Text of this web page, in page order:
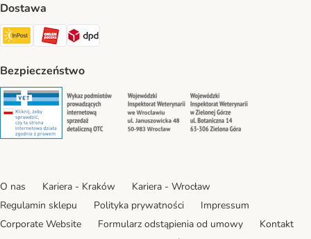
Dostawa
Paczkomat® Shipping Method
ORLEN Paczka Shipping Method
DPD Shipping Method
Bezpieczeństwo
Security Security Security
O nas Kariera - Kraków
Kariera - Wrocław
Regulamin sklepu
Polityka prywatności
Impressum
Corporate Website
Formularz odstąpienia od umowy
Kontakt